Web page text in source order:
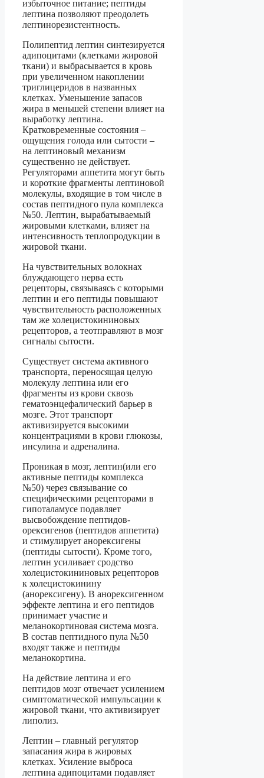
избыточное питание; пептиды
лептина позволяют преодолеть
лептинорезистентность.
Полипептид лептин синтезируется
адипоцитами (клетками жировой
ткани) и выбрасывается в кровь
при увеличенном накоплении
триглицеридов в названных
клетках. Уменьшение запасов
жира в меньшей степени влияет на
выработку лептина.
Кратковременные состояния –
ощущения голода или сытости –
на лептиновый механизм
существенно не действует.
Регуляторами аппетита могут быть
и короткие фрагменты лептиновой
молекулы, входящие в том числе в
состав пептидного пула комплекса
№50. Лептин, вырабатываемый
жировыми клетками, влияет на
интенсивность теплопродукции в
жировой ткани.
На чувствительных волокнах
блуждающего нерва есть
рецепторы, связываясь с которыми
лептин и его пептиды повышают
чувствительность расположенных
там же холецистокининовых
рецепторов, а теотправляют в мозг
сигналы сытости.
Существует система активного
транспорта, переносящая целую
молекулу лептина или его
фрагменты из крови сквозь
гематоэнцефалический барьер в
мозге. Этот транспорт
активизируется высокими
концентрациями в крови глюкозы,
инсулина и адреналина.
Проникая в мозг, лептин(или его
активные пептиды комплекса
№50) через связывание со
специфическими рецепторами в
гипоталамусе подавляет
высвобождение пептидов-
орексигенов (пептидов аппетита)
и стимулирует анорексигены
(пептиды сытости). Кроме того,
лептин усиливает сродство
холецистокининовых рецепторов
к холецистокинину
(анорексигену). В анорексигенном
эффекте лептина и его пептидов
принимает участие и
меланокортиновая система мозга.
В состав пептидного пула №50
входят также и пептиды
меланокортина.
На действие лептина и его
пептидов мозг отвечает усилением
симптоматической импульсации к
жировой ткани, что активизирует
липолиз.
Лептин – главный регулятор
запасания жира в жировых
клетках. Усиление выброса
лептина адипоцитами подавляет